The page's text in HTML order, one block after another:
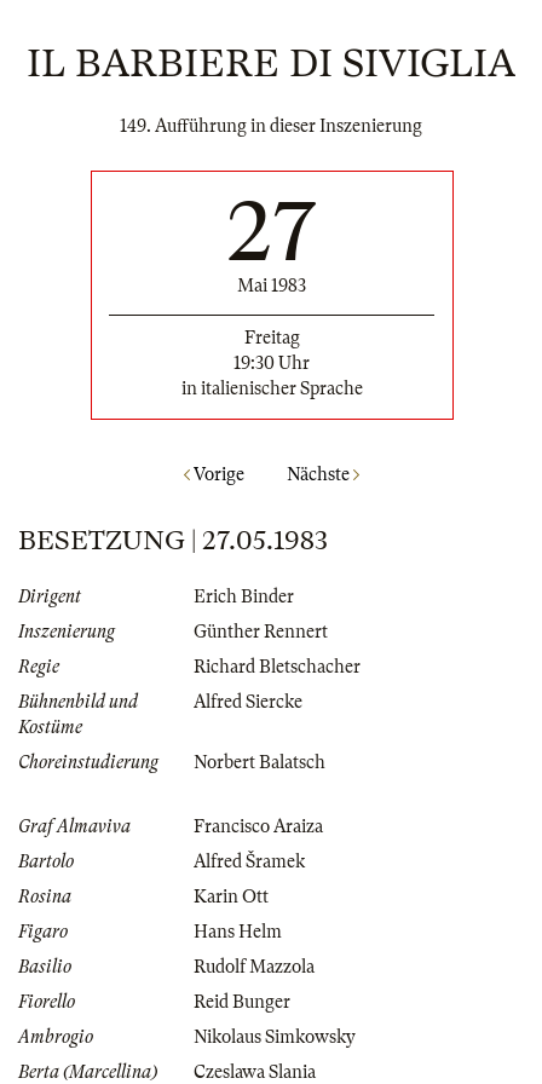
IL BARBIERE DI SIVIGLIA
149. Aufführung in dieser Inszenierung
27
Mai 1983
Freitag
19:30 Uhr
in italienischer Sprache
Vorige Nächste
BESETZUNG | 27.05.1983
Dirigent
Erich Binder
Inszenierung
Günther Rennert
Regie
Richard Bletschacher
Bühnenbild und
Kostüme
Alfred Siercke
Choreinstudierung Norbert Balatsch
Graf Almaviva
Francisco Araiza
Bartolo
Alfred Šramek
Rosina
Karin Ott
Figaro
Hans Helm
Basilio
Rudolf Mazzola
Fiorello
Reid Bunger
Ambrogio
Nikolaus Simkowsky
Berta (Marcellina)
Czeslawa Slania